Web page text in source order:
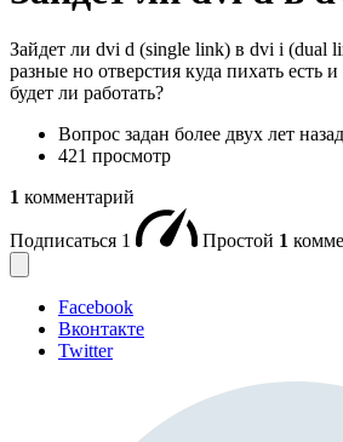
Зайдет ли dvi d (single link) в dvi i (dual
разные но отверстия куда пихать есть
будет ли работать?
Вопрос задан более двух лет назад
421 просмотр
1 комментарий
Подписаться 1 Простой 1
Facebook
Вконтакте
Twitter